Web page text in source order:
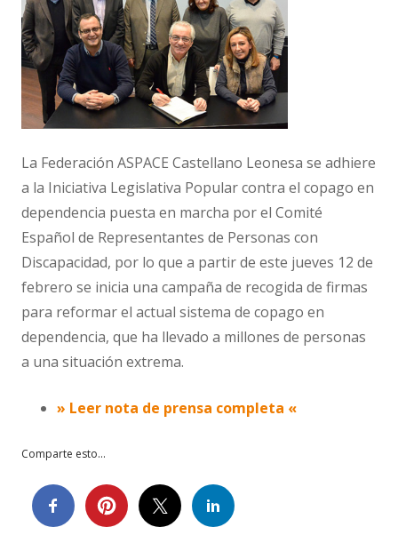
La Federación ASPACE Castellano Leonesa se adhiere
a la Iniciativa Legislativa Popular contra el copago en
dependencia puesta en marcha por el Comité
Español de Representantes de Personas con
Discapacidad, por lo que a partir de este jueves 12 de
febrero se inicia una campaña de recogida de firmas
para reformar el actual sistema de copago en
dependencia, que ha llevado a millones de personas
a una situación extrema.
» Leer nota de prensa completa «
Comparte esto...